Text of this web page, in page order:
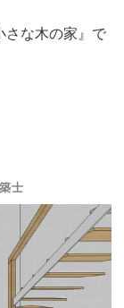
さな木の家』で